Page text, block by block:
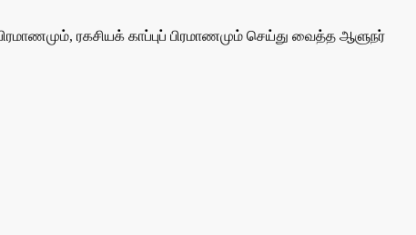
ரகசியக் காப்புப் பிரமாணமும் செய்து வைத்த ஆளுநர்